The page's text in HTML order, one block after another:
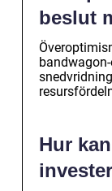
beslut
Hur